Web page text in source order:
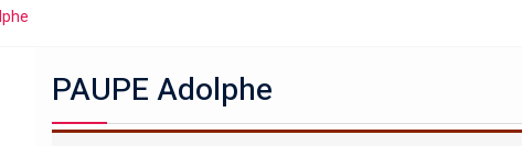
PAUPE Adolphe